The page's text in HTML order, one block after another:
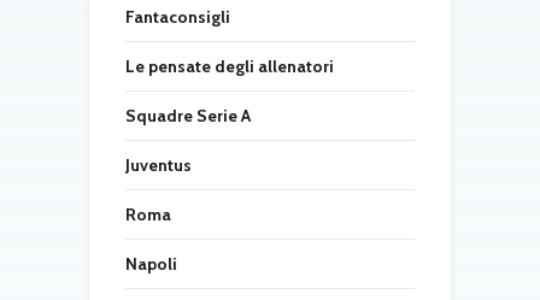
Fantaconsigli
Le pensate degli allenatori
Squadre Serie A
Juventus
Roma
Napoli